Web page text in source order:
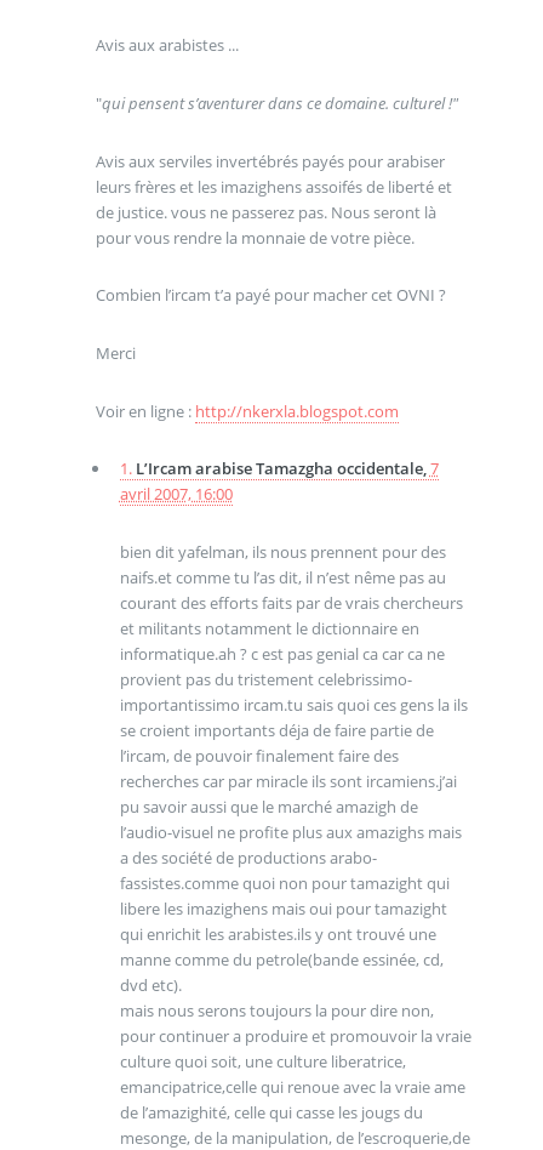
Avis aux arabistes ...
"qui pensent s’aventurer dans ce domaine. culturel !"
Avis aux serviles invertébrés payés pour arabiser
leurs frères et les imazighens assoifés de liberté et
de justice. vous ne passerez pas. Nous seront là
pour vous rendre la monnaie de votre pièce.
Combien l’ircam t’a payé pour macher cet OVNI ?
Merci
Voir en ligne : http://nkerxla.blogspot.com
1. L’Ircam arabise Tamazgha occidentale,7
avril 2007, 16:00
bien dit yafelman, ils nous prennent pour des
naifs.et comme tu l’as dit, il n’est nême pas au
courant des efforts faits par de vrais chercheurs
et militants notamment le dictionnaire en
informatique.ah ? c est pas genial ca car ca ne
provient pas du tristement celebrissimo-
importantissimo ircam.tu sais quoi ces gens la ils
se croient importants déja de faire partie de
l’ircam, de pouvoir finalement faire des
recherches car par miracle ils sont ircamiens.j’ai
pu savoir aussi que le marché amazigh de
l’audio-visuel ne profite plus aux amazighs mais
a des société de productions arabo-
fassistes.comme quoi non pour tamazight qui
libere les imazighens mais oui pour tamazight
qui enrichit les arabistes.ils y ont trouvé une
manne comme du petrole(bande essinée, cd,
dvd etc).
mais nous serons toujours la pour dire non,
pour continuer a produire et promouvoir la vraie
culture quoi soit, une culture liberatrice,
emancipatrice,celle qui renoue avec la vraie ame
de l’amazighité, celle qui casse les jougs du
mesonge, de la manipulation, de l’escroquerie,de